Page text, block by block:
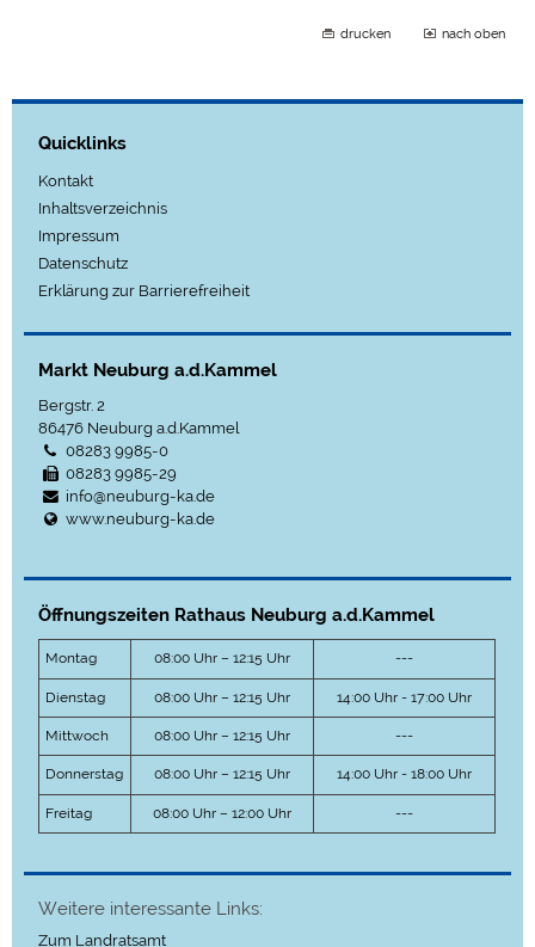
drucken nach oben
Quicklinks
Kontakt
Inhaltsverzeichnis
Impressum
Datenschutz
Erklärung zur Barrierefreiheit
Markt Neuburg a.d.Kammel
Bergstr. 2
86476 Neuburg a.d.Kammel
08283 9985-0
08283 9985-29
info@neuburg-ka.de
www.neuburg-ka.de
Öffnungszeiten Rathaus Neuburg a.d.Kammel
Montag 08:00 Uhr – 12:15 Uhr ---
Dienstag 08:00 Uhr – 12:15 Uhr 14:00 Uhr - 17:00 Uhr
Mittwoch 08:00 Uhr – 12:15 Uhr ---
Donnerstag 08:00 Uhr – 12:15 Uhr 14:00 Uhr - 18:00 Uhr
Freitag 08:00 Uhr – 12:00 Uhr ---
Weitere interessante Links:
Zum Landratsamt